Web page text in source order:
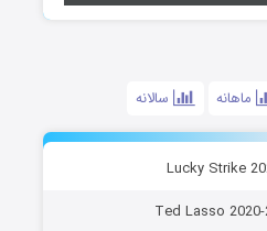
ماهانه سالانه